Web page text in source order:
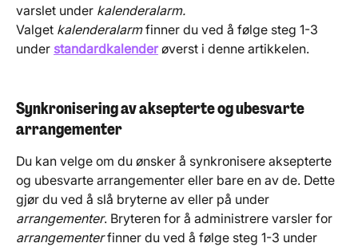
varslet under kalenderalarm.
Valget kalenderalarm finner du ved å følge steg 1-3
under standardkalender øverst i denne artikkelen.
Synkronisering av aksepterte og ubesvarte
arrangementer
Du kan velge om du ønsker å synkronisere aksepterte
og ubesvarte arrangementer eller bare en av de. Dette
gjør du ved å slå bryterne av eller på under
arrangementer. Bryteren for å administrere varsler for
arrangementer finner du ved å følge steg 1-3 under